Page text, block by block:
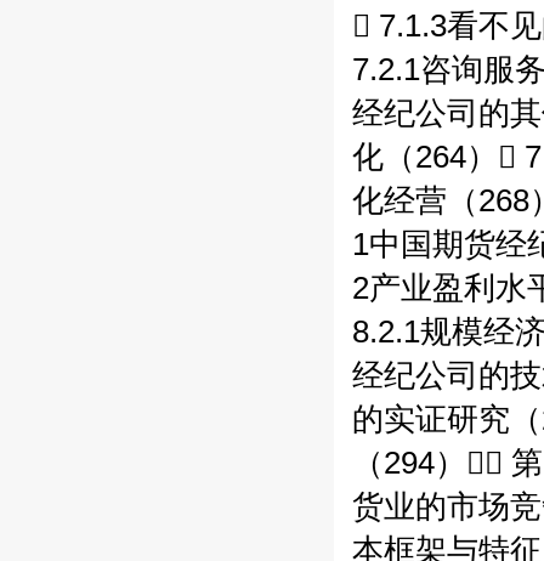
 7.1.3看不
7.2.1咨询服
经纪公司的
化（264）
化经营（268
1中国期货经
2产业盈利水
8.2.1规模经
经纪公司的
的实证研究
（294）
货业的市场
本框架与特